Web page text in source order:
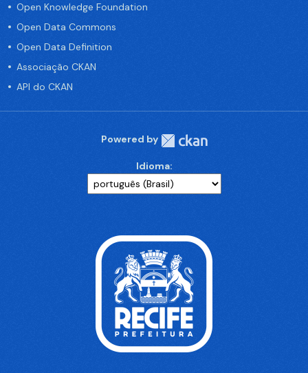
Open Knowledge Foundation
Open Data Commons
Open Data Definition
Associação CKAN
API do CKAN
Powered by
Idioma